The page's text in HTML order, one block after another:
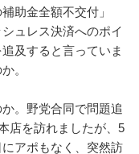
助金全額不交付」
ュレス決済へのポイ
及すると言っていま
。
。野党合同で問題追
店を訪れましたが、5
アポもなく、突然訪